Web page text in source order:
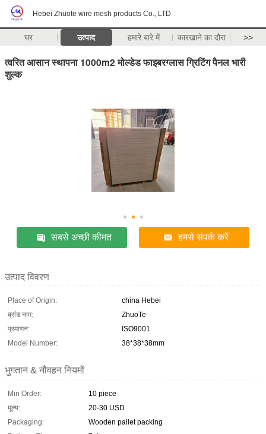
Hebei Zhuote wire mesh products Co., LTD
घर उत्पाद हमारे बारे में कारखाने का दौरा >>
त्वरित आसान स्थापना 1000m2 मोल्डेड फाइबरग्लास ग्रिटिंग पैनल भारी
शुल्क
सबसे अच्छी कीमत हमसे संपर्क करें
उत्पाद विवरण
Place of Origin:
china Hebei
ब्रांड नाम:
ZhuoTe
प्रमाणन:
ISO9001
Model Number:
38*38*38mm
भुगतान & नौवहन नियमों
Min Order:
10 piece
मूल्य:
20-30 USD
Packaging:
Wooden pallet packing